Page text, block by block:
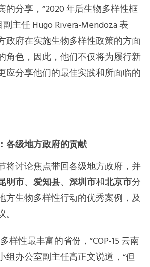
主任 Hugo Rivera-Mendoza 表
府在实施生物多样性政策的方面
角色，因此，他们不仅将为履行新
应分享他们的最佳实践和所面临的
昆明市 、爱知县、深圳市和北京市 分
方生物多样性行动的优秀案例，及
。
组办公室副主任高正文说道，“但
样性的丧失，云南省的生物多样性